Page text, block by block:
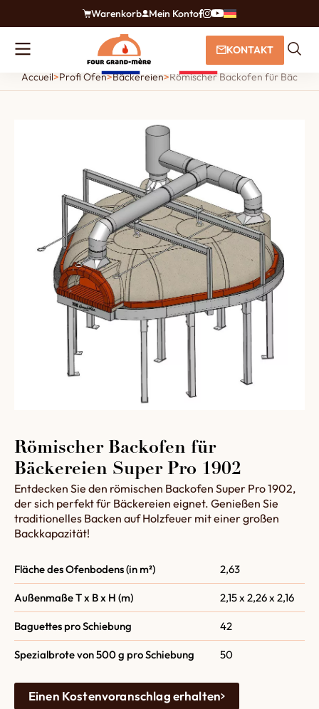
Warenkorb Mein Konto
KONTAKT
Accueil>Profi Öfen>Bäckereien>Römischer Backofen für
Römischer Backofen für
Bäckereien Super Pro 1902
Entdecken Sie den römischen Backofen Super Pro 1902,
der sich perfekt für Bäckereien eignet. Genießen Sie
traditionelles Backen auf Holzfeuer mit einer großen
Backkapazität!
Fläche des Ofenbodens (in m²) 2,63
Außenmaße T x B x H (m) 2,15 x 2,26 x 2,16
Baguettes pro Schiebung 42
Spezialbrote von 500 g pro Schiebung 50
Einen Kostenvoranschlag erhalten